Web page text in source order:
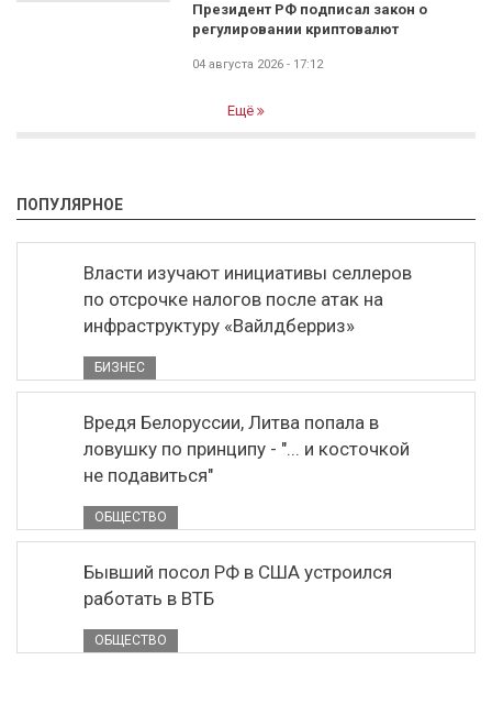
Президент РФ подписал закон о
регулировании криптовалют
04 августа 2026 - 17:12
Ещё
ПОПУЛЯРНОЕ
Власти изучают инициативы селлеров
по отсрочке налогов после атак на
инфраструктуру «Вайлдберриз»
БИЗНЕС
Вредя Белоруссии, Литва попала в
ловушку по принципу - "... и косточкой
не подавиться"
ОБЩЕСТВО
Бывший посол РФ в США устроился
работать в ВТБ
ОБЩЕСТВО